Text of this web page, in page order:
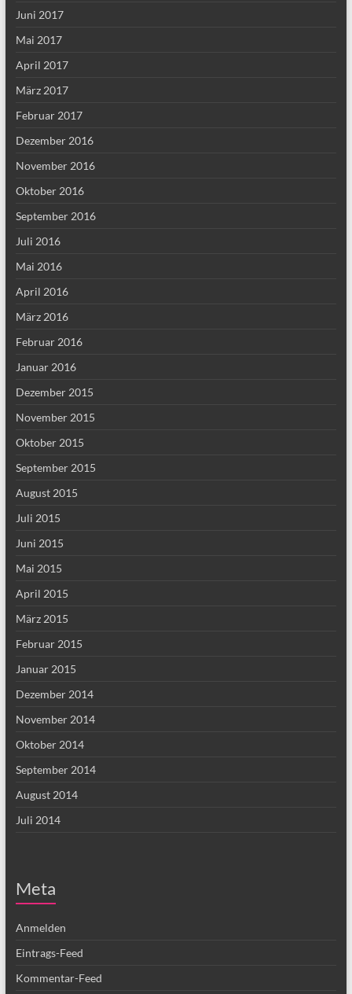
Juni 2017
Mai 2017
April 2017
März 2017
Februar 2017
Dezember 2016
November 2016
Oktober 2016
September 2016
Juli 2016
Mai 2016
April 2016
März 2016
Februar 2016
Januar 2016
Dezember 2015
November 2015
Oktober 2015
September 2015
August 2015
Juli 2015
Juni 2015
Mai 2015
April 2015
März 2015
Februar 2015
Januar 2015
Dezember 2014
November 2014
Oktober 2014
September 2014
August 2014
Juli 2014
Meta
Anmelden
Eintrags-Feed
Kommentar-Feed